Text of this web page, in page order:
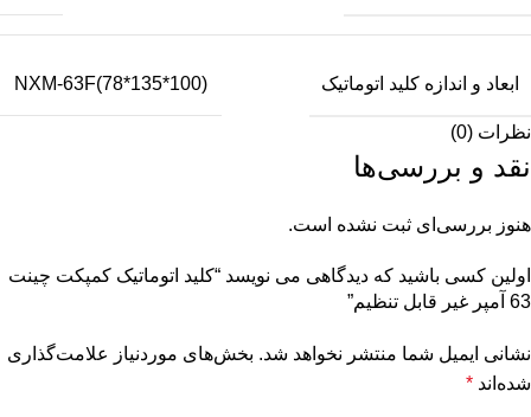
ابعاد و اندازه کلید اتوماتیک NXM-63F(78*135*100)
نظرات (0)
نقد و بررسی‌ها
هنوز بررسی‌ای ثبت نشده است.
اولین کسی باشید که دیدگاهی می نویسد “کلید اتوماتیک کمپکت چینت
63 آمپر غیر قابل تنظیم”
نشانی ایمیل شما منتشر نخواهد شد. بخش‌های موردنیاز علامت‌گذاری
شده‌اند *